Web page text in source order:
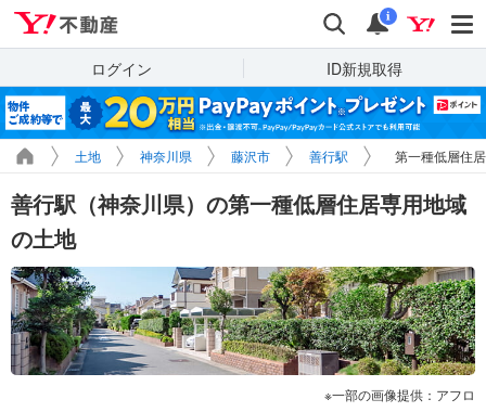
検索 通知
i
ログイン ID新規取得
土地 神奈川県 藤沢市 善行駅 第一種低層住
善行駅（神奈川県）の第一種低層住居専用地域
の土地
一部の画像提供：アフロ